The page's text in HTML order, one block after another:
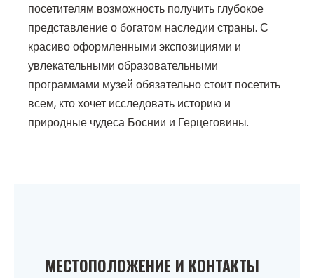
посетителям возможность получить глубокое
представление о богатом наследии страны. С
красиво оформленными экспозициями и
увлекательными образовательными
программами музей обязательно стоит посетить
всем, кто хочет исследовать историю и
природные чудеса Боснии и Герцеговины.
МЕСТОПОЛОЖЕНИЕ И КОНТАКТЫ